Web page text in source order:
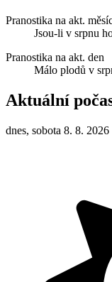
Pranostika na akt.
Jsou-li v srpnu
Pranostika na akt. den
Málo plodů v
Aktuální
dnes, sobota 8. 8. 2026